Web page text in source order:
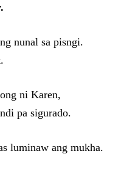
nunal sa pisngi.
ni Karen,
pa sigurado.
luminaw ang mukha.